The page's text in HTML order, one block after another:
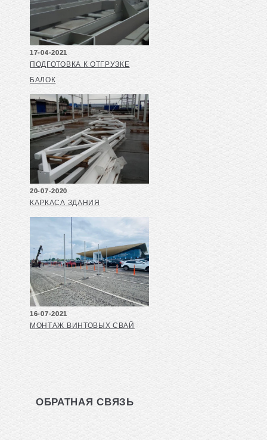
17-04-2021
ПОДГОТОВКА К ОТГРУЗКЕ
БАЛОК
20-07-2020
КАРКАСА ЗДАНИЯ
16-07-2021
МОНТАЖ ВИНТОВЫХ СВАЙ
ОБРАТНАЯ СВЯЗЬ